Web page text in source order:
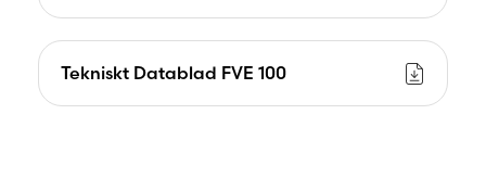
Tekniskt Datablad FVE 100